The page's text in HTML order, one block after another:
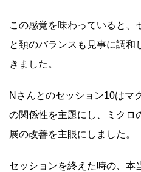
この感覚を味わっていると、
と頚のバランスも見事に調和
きました。
Nさんとのセッション10はマ
の関係性を主題にし、ミクロ
展の改善を主眼にしました。
セッションを終えた時の、本